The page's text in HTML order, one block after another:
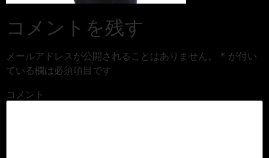
コメントを残す
メールアドレスが公開されることはありません。 * が付い
ている欄は必須項目です
コメント